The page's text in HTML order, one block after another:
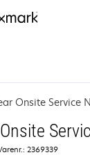
Onsite Service
2369339